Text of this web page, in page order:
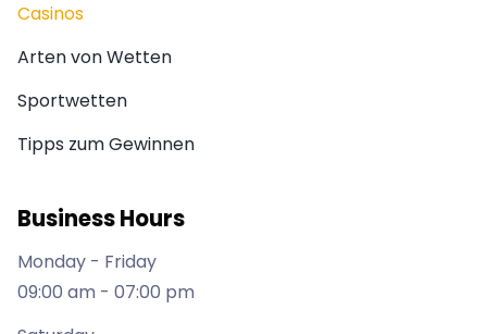
Casinos
Arten von Wetten
Sportwetten
Tipps zum Gewinnen
Business Hours
Monday - Friday
09:00 am - 07:00 pm